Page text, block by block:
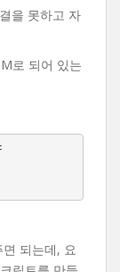
을 못하고 자
로 되어 있는
되는데, 요